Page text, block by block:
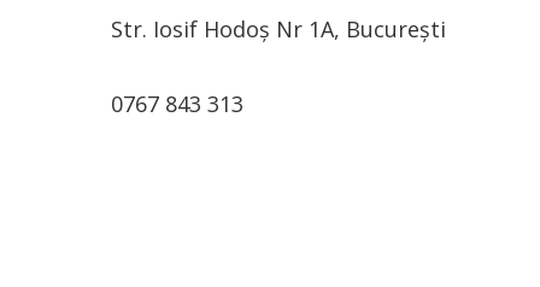
Str. Iosif Hodoș Nr 1A, București
0767 843 313